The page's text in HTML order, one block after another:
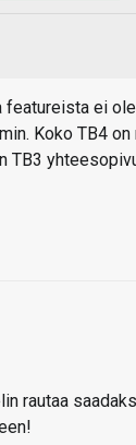
ei
Koko TB4
TB3
rautaa